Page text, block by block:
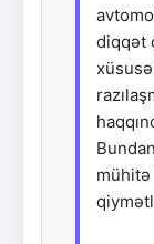
diqqət